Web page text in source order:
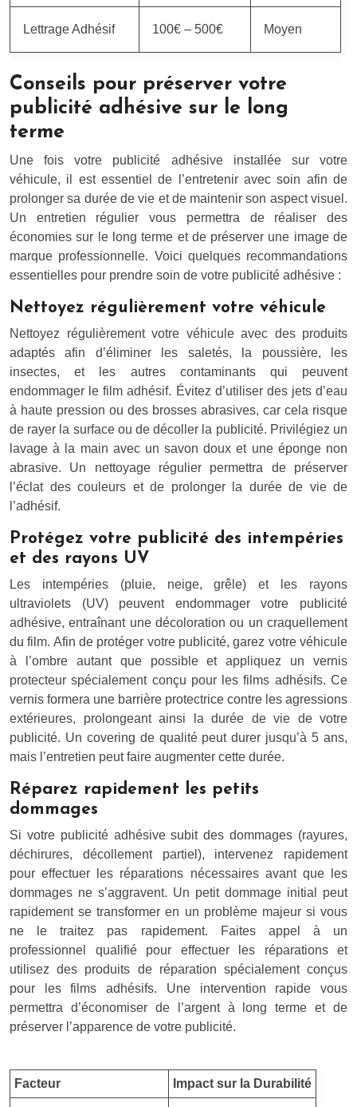
Lettrage Adhésif 100€ – 500€ Moyen
Conseils pour préserver votre
publicité adhésive sur le long
terme
Une fois votre publicité adhésive installée sur votre
véhicule, il est essentiel de l’entretenir avec soin afin de
prolonger sa durée de vie et de maintenir son aspect visuel.
Un entretien régulier vous permettra de réaliser des
économies sur le long terme et de préserver une image de
marque professionnelle. Voici quelques recommandations
essentielles pour prendre soin de votre publicité adhésive :
Nettoyez régulièrement votre véhicule
Nettoyez régulièrement votre véhicule avec des produits
adaptés afin d’éliminer les saletés, la poussière, les
insectes, et les autres contaminants qui peuvent
endommager le film adhésif. Évitez d’utiliser des jets d’eau
à haute pression ou des brosses abrasives, car cela risque
de rayer la surface ou de décoller la publicité. Privilégiez un
lavage à la main avec un savon doux et une éponge non
abrasive. Un nettoyage régulier permettra de préserver
l’éclat des couleurs et de prolonger la durée de vie de
l’adhésif.
Protégez votre publicité des intempéries
et des rayons UV
Les intempéries (pluie, neige, grêle) et les rayons
ultraviolets (UV) peuvent endommager votre publicité
adhésive, entraînant une décoloration ou un craquellement
du film. Afin de protéger votre publicité, garez votre véhicule
à l’ombre autant que possible et appliquez un vernis
protecteur spécialement conçu pour les films adhésifs. Ce
vernis formera une barrière protectrice contre les agressions
extérieures, prolongeant ainsi la durée de vie de votre
publicité. Un covering de qualité peut durer jusqu’à 5 ans,
mais l’entretien peut faire augmenter cette durée.
Réparez rapidement les petits
dommages
Si votre publicité adhésive subit des dommages (rayures,
déchirures, décollement partiel), intervenez rapidement
pour effectuer les réparations nécessaires avant que les
dommages ne s’aggravent. Un petit dommage initial peut
rapidement se transformer en un problème majeur si vous
ne le traitez pas rapidement. Faites appel à un
professionnel qualifié pour effectuer les réparations et
utilisez des produits de réparation spécialement conçus
pour les films adhésifs. Une intervention rapide vous
permettra d’économiser de l’argent à long terme et de
préserver l’apparence de votre publicité.
Facteur Impact sur la Durabilité